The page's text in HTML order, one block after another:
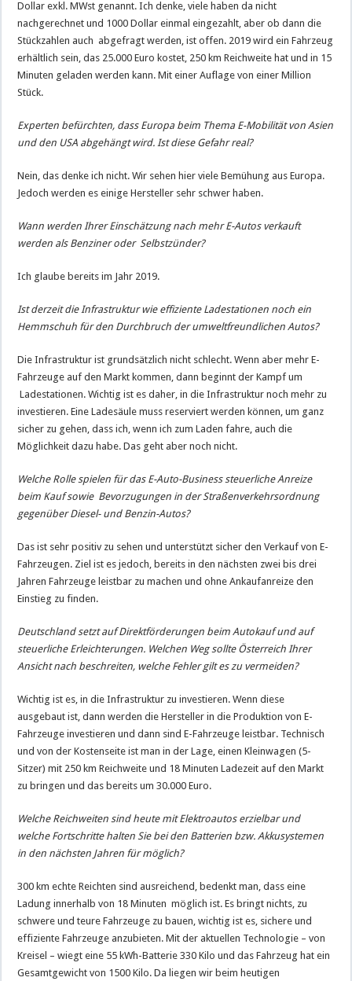
Dollar exkl. MWst genannt. Ich denke, viele haben da nicht
nachgerechnet und 1000 Dollar einmal eingezahlt, aber ob dann die
Stückzahlen auch abgefragt werden, ist offen. 2019 wird ein Fahrzeug
erhältlich sein, das 25.000 Euro kostet, 250 km Reichweite hat und in 15
Minuten geladen werden kann. Mit einer Auflage von einer Million
Stück.
Experten befürchten, dass Europa beim Thema E-Mobilität von Asien
und den USA abgehängt wird. Ist diese Gefahr real?
Nein, das denke ich nicht. Wir sehen hier viele Bemühung aus Europa.
Jedoch werden es einige Hersteller sehr schwer haben.
Wann werden Ihrer Einschätzung nach mehr E-Autos verkauft
werden als Benziner oder Selbstzünder?
Ich glaube bereits im Jahr 2019.
Ist derzeit die Infrastruktur wie effiziente Ladestationen noch ein
Hemmschuh für den Durchbruch der umweltfreundlichen Autos?
Die Infrastruktur ist grundsätzlich nicht schlecht. Wenn aber mehr E-
Fahrzeuge auf den Markt kommen, dann beginnt der Kampf um
Ladestationen. Wichtig ist es daher, in die Infrastruktur noch mehr zu
investieren. Eine Ladesäule muss reserviert werden können, um ganz
sicher zu gehen, dass ich, wenn ich zum Laden fahre, auch die
Möglichkeit dazu habe. Das geht aber noch nicht.
Welche Rolle spielen für das E-Auto-Business steuerliche Anreize
beim Kauf sowie Bevorzugungen in der Straßenverkehrsordnung
gegenüber Diesel- und Benzin-Autos?
Das ist sehr positiv zu sehen und unterstützt sicher den Verkauf von E-
Fahrzeugen. Ziel ist es jedoch, bereits in den nächsten zwei bis drei
Jahren Fahrzeuge leistbar zu machen und ohne Ankaufanreize den
Einstieg zu finden.
Deutschland setzt auf Direktförderungen beim Autokauf und auf
steuerliche Erleichterungen. Welchen Weg sollte Österreich Ihrer
Ansicht nach beschreiten, welche Fehler gilt es zu vermeiden?
Wichtig ist es, in die Infrastruktur zu investieren. Wenn diese
ausgebaut ist, dann werden die Hersteller in die Produktion von E-
Fahrzeuge investieren und dann sind E-Fahrzeuge leistbar. Technisch
und von der Kostenseite ist man in der Lage, einen Kleinwagen (5-
Sitzer) mit 250 km Reichweite und 18 Minuten Ladezeit auf den Markt
zu bringen und das bereits um 30.000 Euro.
Welche Reichweiten sind heute mit Elektroautos erzielbar und
welche Fortschritte halten Sie bei den Batterien bzw. Akkusystemen
in den nächsten Jahren für möglich?
300 km echte Reichten sind ausreichend, bedenkt man, dass eine
Ladung innerhalb von 18 Minuten möglich ist. Es bringt nichts, zu
schwere und teure Fahrzeuge zu bauen, wichtig ist es, sichere und
effiziente Fahrzeuge anzubieten. Mit der aktuellen Technologie – von
Kreisel – wiegt eine 55 kWh-Batterie 330 Kilo und das Fahrzeug hat ein
Gesamtgewicht von 1500 Kilo. Da liegen wir beim heutigen